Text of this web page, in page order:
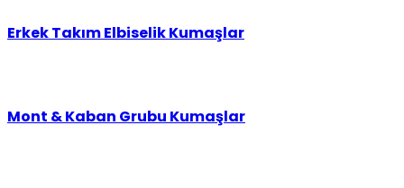
Erkek Takım Elbiselik Kumaşlar
Mont & Kaban Grubu Kumaşlar